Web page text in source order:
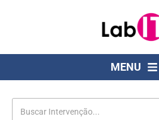
MENU